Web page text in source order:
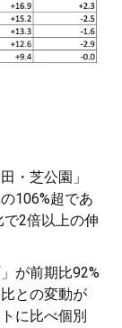
・芝公園」
106%超であ
2倍以上の伸
が前期比92%
との変動が
に比べ個別